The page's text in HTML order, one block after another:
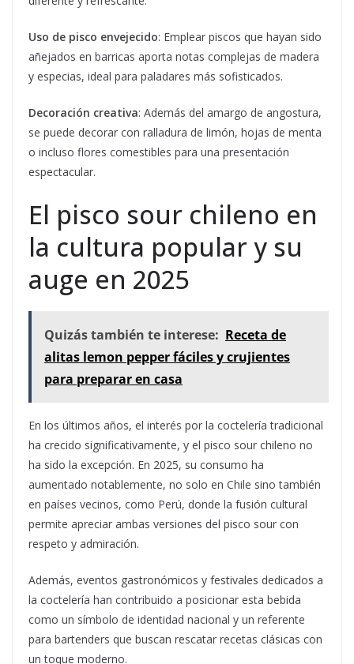
Uso de pisco envejecido: Emplear piscos que hayan sido
añejados en barricas aporta notas complejas de madera
y especias, ideal para paladares más sofisticados.
Decoración creativa: Además del amargo de angostura,
se puede decorar con ralladura de limón, hojas de menta
o incluso flores comestibles para una presentación
espectacular.
El pisco sour chileno en
la cultura popular y su
auge en 2025
Quizás también te interese: Receta de
alitas lemon pepper fáciles y crujientes
para preparar en casa
En los últimos años, el interés por la coctelería tradicional
ha crecido significativamente, y el pisco sour chileno no
ha sido la excepción. En 2025, su consumo ha
aumentado notablemente, no solo en Chile sino también
en países vecinos, como Perú, donde la fusión cultural
permite apreciar ambas versiones del pisco sour con
respeto y admiración.
Además, eventos gastronómicos y festivales dedicados a
la coctelería han contribuido a posicionar esta bebida
como un símbolo de identidad nacional y un referente
para bartenders que buscan rescatar recetas clásicas con
un toque moderno.